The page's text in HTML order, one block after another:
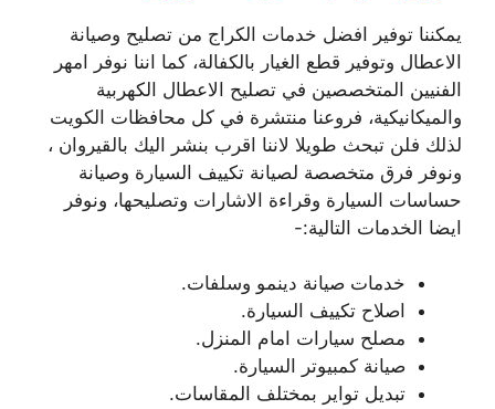
يمكننا توفير افضل خدمات الكراج من تصليح وصيانة
الاعطال وتوفير قطع الغيار بالكفالة، كما اننا نوفر امهر
الفنيين المتخصصين في تصليح الاعطال الكهربية
والميكانيكية، فروعنا منتشرة في كل محافظات الكويت
لذلك فلن تبحث طويلا لاننا اقرب بنشر اليك بالقيروان ،
ونوفر فرق متخصصة لصيانة تكييف السيارة وصيانة
حساسات السيارة وقراءة الاشارات وتصليحها، ونوفر
ايضا الخدمات التالية:-
خدمات صيانة دينمو وسلفات.
اصلاح تكييف السيارة.
مصلح سيارات امام المنزل.
صيانة كمبيوتر السيارة.
تبديل تواير بمختلف المقاسات.